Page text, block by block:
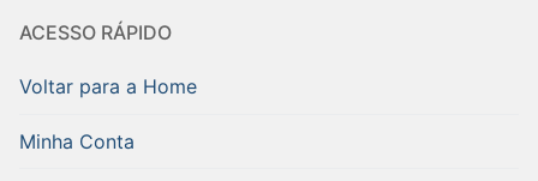
ACESSO RÁPIDO
Voltar para a Home
Minha Conta